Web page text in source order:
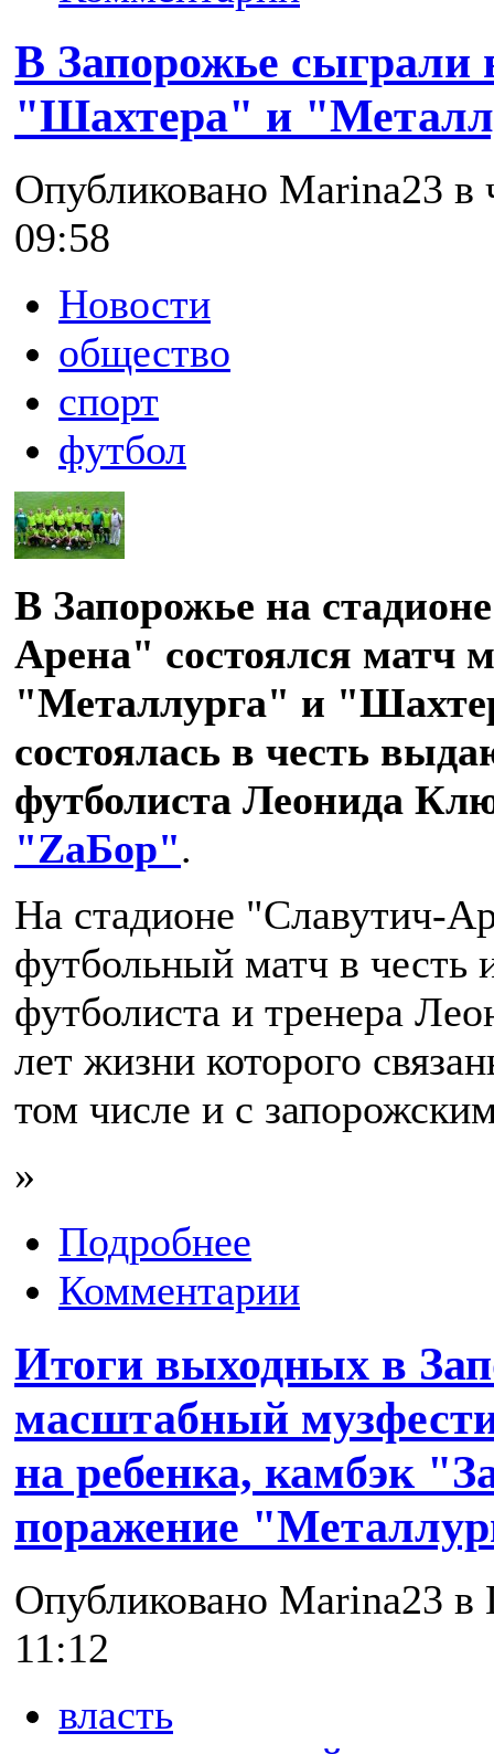
В Запорожье сыграли
"Шахтера" и
Опубликовано Marina23 в
09:58
Новости
общество
спорт
футбол
В Запорожье на
Арена" состоялся матч
"Металлурга" и
состоялась в честь
футболиста Леонида
"ZаБор".
На стадионе "Славутич-
футбольный матч в честь
футболиста и тренера
лет жизни которого
том числе и с
»
Подробнее
Комментарии
Итоги выходных в
масштабный
на ребенка, камбэк
поражение
Опубликовано Marina23
11:12
власть